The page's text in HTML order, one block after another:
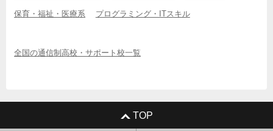
保育・福祉・医療系 プログラミング・ITスキル
全国の通信制高校・サポート校一覧
TOP